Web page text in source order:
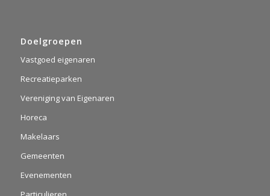
Doelgroepen
Vastgoed eigenaren
Recreatieparken
Vereniging van Eigenaren
Horeca
Makelaars
Gemeenten
Evenementen